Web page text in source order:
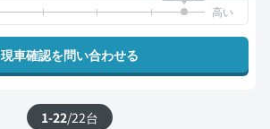
現車確認を問い合わせる
1-22/22台